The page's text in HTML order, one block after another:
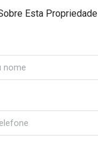
Esta Propriedade